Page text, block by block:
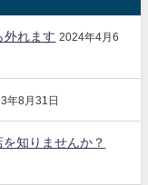
外れます 2024年4月6
年8月31日
知りませんか？